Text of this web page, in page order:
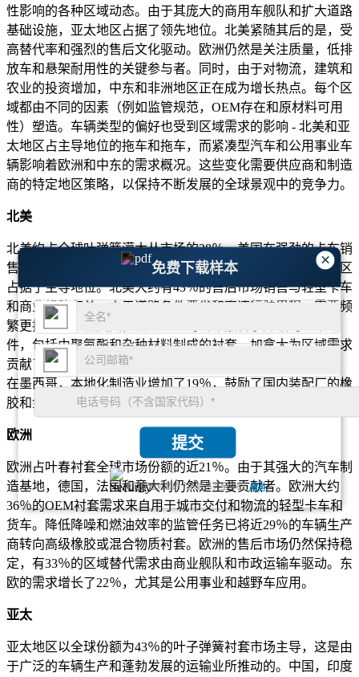
×
免费下载样本
提交
我们保证对您的个人信息完全保密.隐私
性影响的各种区域动态。由于其庞大的商用车舰队和扩大道路
基础设施，亚太地区占据了领先地位。北美紧随其后的是，受
高替代率和强烈的售后文化驱动。欧洲仍然是关注质量，低排
放车和悬架耐用性的关键参与者。同时，由于对物流，建筑和
农业的投资增加，中东和非洲地区正在成为增长热点。每个区
域都由不同的因素（例如监管规范，OEM存在和原材料可用
性）塑造。车辆类型的偏好也受到区域需求的影响 - 北美和亚
太地区占主导地位的拖车和拖车，而紧凑型汽车和公用事业车
辆影响着欧洲和中东的需求概况。这些变化需要供应商和制造
商的特定地区策略，以保持不断发展的全球景观中的竞争力。
北美
北美约占全球叶弹簧灌木丛市场的28％。美国在强劲的卡车销
售以及对物流和长途运输方面的极大依赖的驱动下，在该地区
占据了主导地位。北美大约有43％的售后市场销售与轻型卡车
和商业舰队有关，由于道路条件恶劣和高速行驶里程，需要频
繁更换衬套。在美国，超过35％的新车融合了升级的悬架组
件，包括由聚氨酯和杂种材料制成的衬套。加拿大为区域需求
贡献了约7％，并在其扩大的采矿和林业车辆领域的支持下。
在墨西哥，本地化制造业增加了19％，鼓励了国内装配厂的橡
胶和金属衬套的区域采购。
欧洲
欧洲占叶春衬套全球市场份额的近21％。由于其强大的汽车制
造基地，德国，法国和意大利仍然是主要贡献者。欧洲大约
36％的OEM衬套需求来自用于城市交付和物流的轻型卡车和
货车。降低降噪和燃油效率的监管任务已将近29％的车辆生产
商转向高级橡胶或混合物质衬套。欧洲的售后市场仍然保持稳
定，有33％的区域替代需求由商业舰队和市政运输车驱动。东
欧的需求增长了22％，尤其是公用事业和越野车应用。
亚太
亚太地区以全球份额为43％的叶子弹簧衬套市场主导，这是由
于广泛的车辆生产和蓬勃发展的运输业所推动的。中国，印度